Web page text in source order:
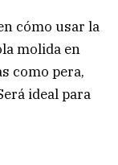
cómo usar la
molida en
como pera,
ideal para